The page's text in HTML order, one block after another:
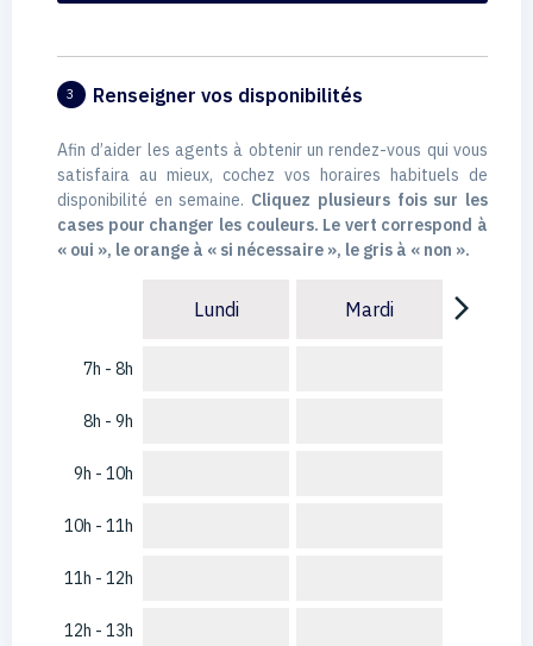
3 Renseigner vos disponibilités
Afin d’aider les agents à obtenir un rendez-vous qui vous
satisfaira au mieux, cochez vos horaires habituels de
disponibilité en semaine. Cliquez plusieurs fois sur les
cases pour changer les couleurs. Le vert correspond à
« oui », le orange à « si nécessaire », le gris à « non ».
7h - 8h
8h - 9h
9h - 10h
10h - 11h
11h - 12h
12h - 13h
Lundi Mardi arrow_forward_ios